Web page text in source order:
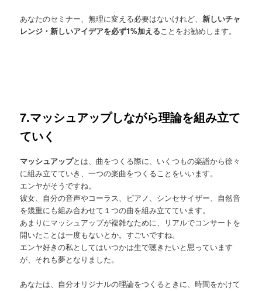
あなたのセミナー、無理に変える必要はないけれど、新しいチャ
レンジ・新しいアイデアを必ず1%加える ことをお勧めします。
7.マッシュアップしながら理論を組み立て
ていく
マッシュアップとは、曲をつくる際に、いくつもの楽譜から徐々
に組み立てていき、一つの楽曲をつくることをいいます。
エンヤがそうですね。
彼女、自分の音声やコーラス、ピアノ、シンセサイザー、自然音
を幾重にも組み合わせて１つの曲を組み立てています。
あまりにマッシュアップが複雑なために、リアルでコンサートを
開いたことは一度もないとか。すごいですね。
エンヤ好きの私としてはいつかは生で聴きたいと思っています
が、それも夢となりました。
あなたは、自分オリジナルの理論をつくるときに、時間をかけて